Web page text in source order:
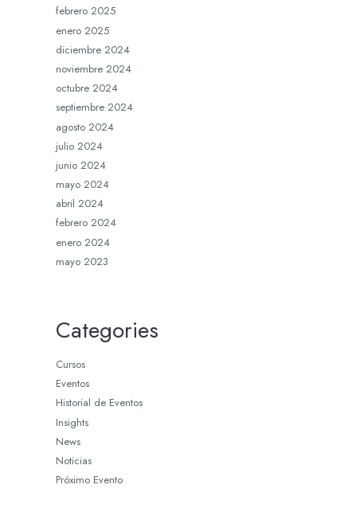
febrero 2025
enero 2025
diciembre 2024
noviembre 2024
octubre 2024
septiembre 2024
agosto 2024
julio 2024
junio 2024
mayo 2024
abril 2024
febrero 2024
enero 2024
mayo 2023
Categories
Cursos
Eventos
Historial de Eventos
Insights
News
Noticias
Próximo Evento